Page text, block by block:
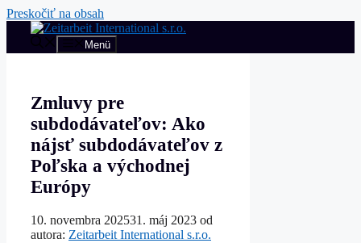
Preskočiť na obsah
Menü
Zmluvy pre
subdodávateľov: Ako
nájsť subdodávateľov z
Poľska a východnej
Európy
10. novembra 202531. máj 2023 od
autora: Zeitarbeit International s.r.o.